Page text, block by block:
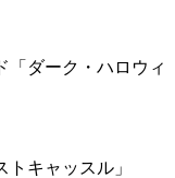
「ダーク・ハロウィ
キャッスル」